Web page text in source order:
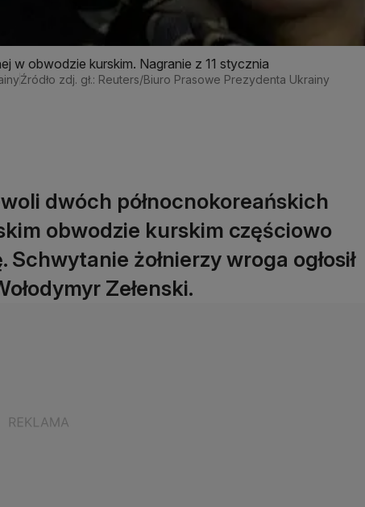
w obwodzie kurskim. Nagranie z 11 stycznia
Źródło zdj. gł.: Reuters/Biuro Prasowe Prezydenta Ukrainy
dwóch północnokoreańskich
obwodzie kurskim częściowo
żołnierzy wroga ogłosił
Zełenski.